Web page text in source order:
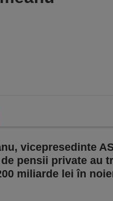
vicepresedinte
pensii private au
miliarde lei în